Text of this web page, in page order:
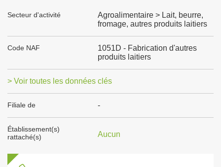
Secteur d'activité
Agroalimentaire > Lait, beurre,
fromage, autres produits laitiers
Code NAF
1051D - Fabrication d'autres
produits laitiers
> Voir toutes les données clés
Filiale de -
Établissement(s)
rattaché(s)
Aucun